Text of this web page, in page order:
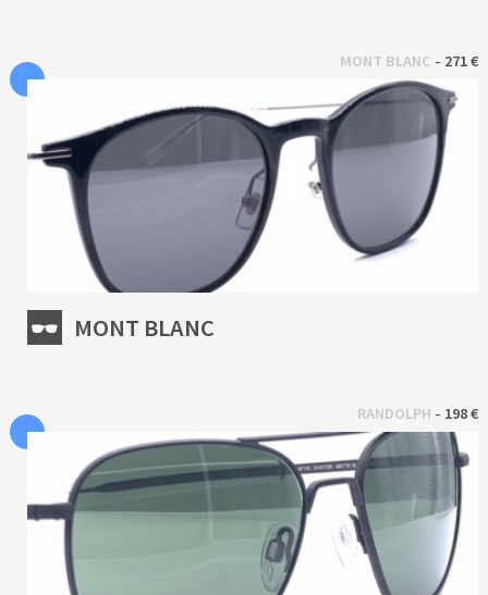
MONT BLANC - 271 €
MONT BLANC
RANDOLPH - 198 €